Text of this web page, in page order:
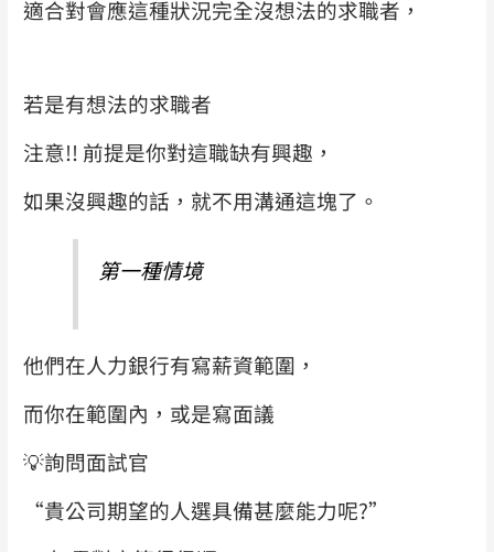
適合對會應這種狀況完全沒想法的求職者，
若是有想法的求職者
注意!! 前提是你對這職缺有興趣，
如果沒興趣的話，就不用溝通這塊了。
第一種情境
他們在人力銀行有寫薪資範圍，
而你在範圍內，或是寫面議
💡詢問面試官
“貴公司期望的人選具備甚麼能力呢?”